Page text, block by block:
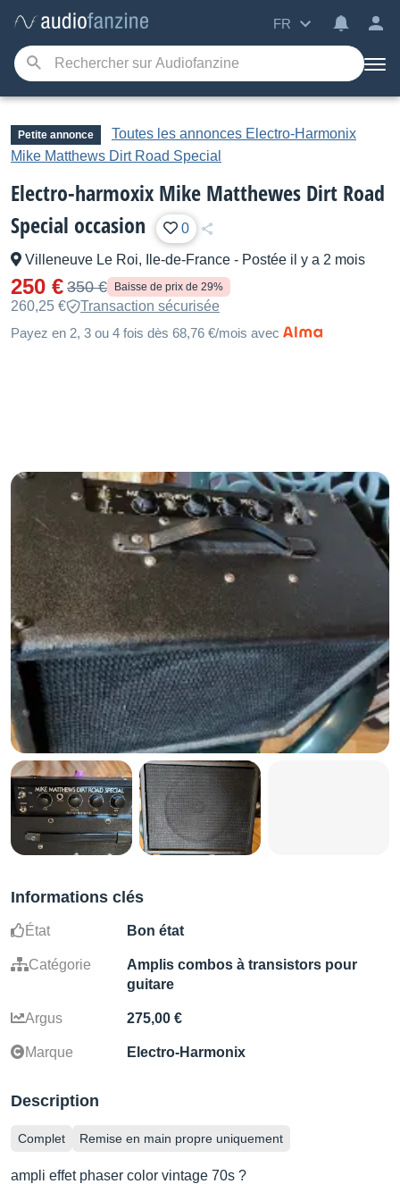
FR
Petite annonce
Toutes les annonces Electro-Harmonix
Mike Matthews Dirt Road Special
Electro-harmoxix Mike Matthewes Dirt Road
Special occasion
0
Villeneuve Le Roi, Ile-de-France - Postée il y a 2 mois
250 € 350 € Baisse de prix de 29%
260,25 €
Transaction sécurisée
Payez en 2, 3 ou 4 fois dès 68,76 €/mois avec
Informations clés
État Bon état
Catégorie
Amplis combos à transistors pour
guitare
Argus 275,00 €
Marque Electro-Harmonix
Description
Complet Remise en main propre uniquement
ampli effet phaser color vintage 70s ?